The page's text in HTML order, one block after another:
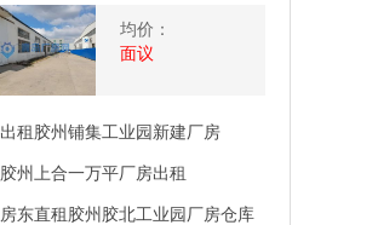
均价：
面议
出租胶州铺集工业园新建厂房
胶州上合一万平厂房出租
房东直租胶州胶北工业园厂房仓库